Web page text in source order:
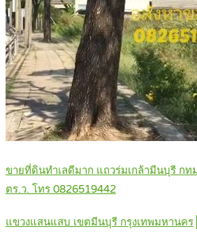
ขายที่ดินทำเลดีมาก แถวร่มเกล้ามีนบุรี ก
ตร.ว. โทร 0826519442
แขวงแสนแสบ เขตมีนบุรี กรุงเทพมหานคร